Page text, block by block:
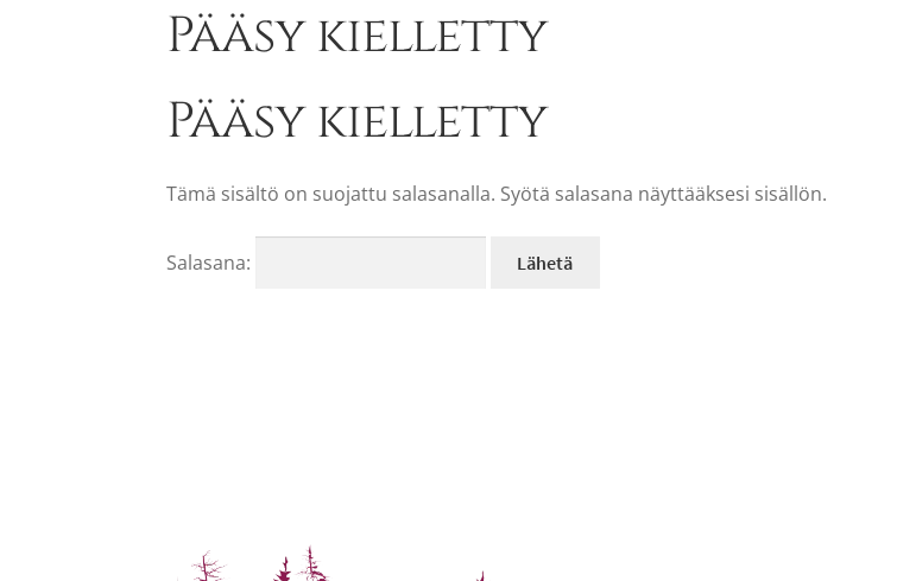
Pääsy kielletty
Pääsy kielletty
Tämä sisältö on suojattu salasanalla. Syötä salasana näyttääksesi sisällön.
Salasana: